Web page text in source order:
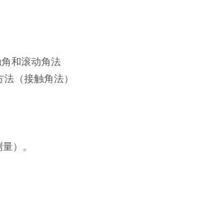
和滚动角法
（接触角法）
）。